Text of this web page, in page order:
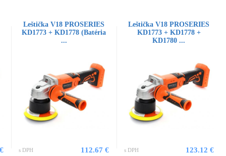
Leštička V18 PROSERIES
KD1773 + KD1778 (Batéria
...
s DPH 112.67 €
Leštička V18 PROSERIES
KD1773 + KD1778 +
KD1780 ...
s DPH 123.12 €